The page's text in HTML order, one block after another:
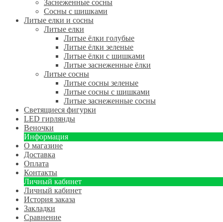
Заснеженные сосны
Сосны с шишками
Литые елки и сосны
Литые елки
Литые ёлки голубые
Литые ёлки зеленые
Литые ёлки с шишками
Литые заснеженные ёлки
Литые сосны
Литые сосны зеленые
Литые сосны с шишками
Литые заснеженные сосны
Светящиеся фигурки
LED гирлянды
Веночки
Информация
О магазине
Доставка
Оплата
Контакты
Личный кабинет
Личный кабинет
История заказа
Закладки
Сравнение